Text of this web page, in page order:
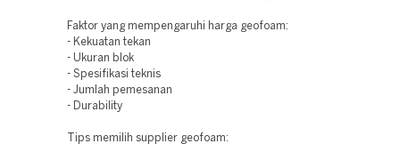
Faktor yang mempengaruhi harga geofoam:
- Kekuatan tekan
- Ukuran blok
- Spesifikasi teknis
- Jumlah pemesanan
- Durability
Tips memilih supplier geofoam: